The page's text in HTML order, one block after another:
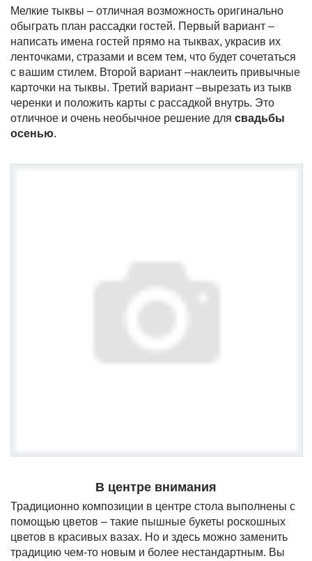
Мелкие тыквы – отличная возможность оригинально
обыграть план рассадки гостей. Первый вариант –
написать имена гостей прямо на тыквах, украсив их
ленточками, стразами и всем тем, что будет сочетаться
с вашим стилем. Второй вариант –наклеить привычные
карточки на тыквы. Третий вариант –вырезать из тыкв
черенки и положить карты с рассадкой внутрь. Это
отличное и очень необычное решение для свадьбы
осенью.
В центре внимания
Традиционно композиции в центре стола выполнены с
помощью цветов – такие пышные букеты роскошных
цветов в красивых вазах. Но и здесь можно заменить
традицию чем-то новым и более нестандартным. Вы